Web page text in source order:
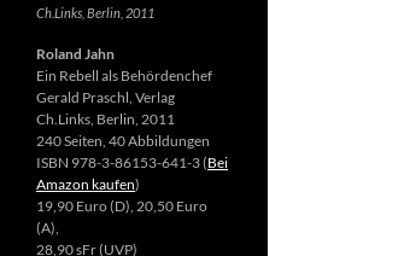
Ch.Links, Berlin, 2011
Roland Jahn
Ein Rebell als Behördenchef
Gerald Praschl, Verlag
Ch.Links, Berlin, 2011
240 Seiten, 40 Abbildungen
ISBN 978-3-86153-641-3 (Bei
Amazon kaufen)
19,90 Euro (D), 20,50 Euro
(A),
28,90 sFr (UVP)